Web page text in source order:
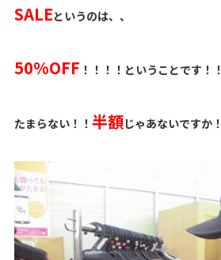
SALEというのは、、
50%OFF ！！！！ということです！！
たまらない！！ 半額じゃあないですか！